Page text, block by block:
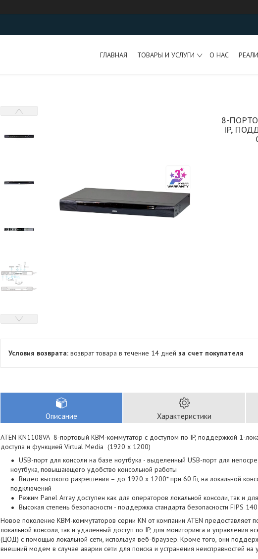
ГЛАВНАЯ ТОВАРЫ И УСЛУГИ О НАС
8-
IP,
возврат товара в течение 14 дней за счет покупателя
Описание Характеристики
ATEN KN1108VA 8-портовый КВМ-коммутатор с доступом по IP, поддержкой 1-
доступа и функцией Virtual Media (1920 x 1200)
USB-порт для консоли на базе ноутбука - выделенный USB-порт для
ноутбука, повышающего удобство консольной работы
Видео высокого разрешения – до 1920 x 1200* при 60 Гц на локальной
подключений
Режим Panel Array доступен как для операторов локальной консоли, так и
Высокая степень безопасности - поддержка стандарта безопасности FIPS
Новое поколение КВМ-коммутаторов серии KN от компании ATEN предоставляет
локальной консоли, так и удаленный доступ по IP, для мониторинга и управления
(ЦОД) с помощью локальной сети, используя веб-браузер. Кроме того, они
внешний модем в случае аварии сети для поиска и устранения неисправностей на